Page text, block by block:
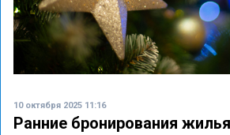
10 октября 2025 11:16
Ранние бронирования